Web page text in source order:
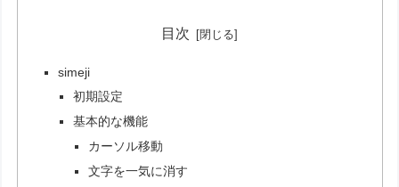
目次
simeji
初期設定
基本的な機能
カーソル移動
文字を一気に消す